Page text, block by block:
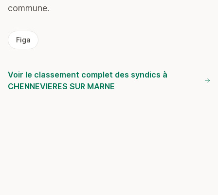
commune.
Figa
Voir le classement complet des syndics à
CHENNEVIERES SUR MARNE